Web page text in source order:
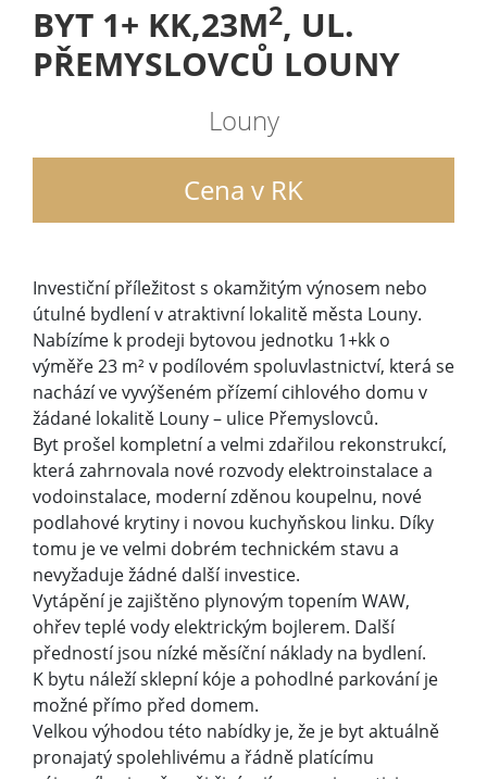
BYT 1+ KK,23M2, UL.
PŘEMYSLOVCŮ LOUNY
Louny
Cena v RK
Investiční příležitost s okamžitým výnosem nebo
útulné bydlení v atraktivní lokalitě města Louny.
Nabízíme k prodeji bytovou jednotku 1+kk o
výměře 23 m² v podílovém spoluvlastnictví, která se
nachází ve vyvýšeném přízemí cihlového domu v
žádané lokalitě Louny – ulice Přemyslovců.
Byt prošel kompletní a velmi zdařilou rekonstrukcí,
která zahrnovala nové rozvody elektroinstalace a
vodoinstalace, moderní zděnou koupelnu, nové
podlahové krytiny i novou kuchyňskou linku. Díky
tomu je ve velmi dobrém technickém stavu a
nevyžaduje žádné další investice.
Vytápění je zajištěno plynovým topením WAW,
ohřev teplé vody elektrickým bojlerem. Další
předností jsou nízké měsíční náklady na bydlení.
K bytu náleží sklepní kóje a pohodlné parkování je
možné přímo před domem.
Velkou výhodou této nabídky je, že je byt aktuálně
pronajatý spolehlivému a řádně platícímu